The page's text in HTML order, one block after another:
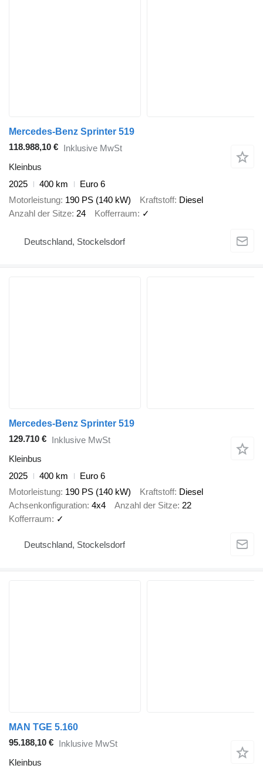
Mercedes-Benz Sprinter 519
118.988,10 € Inklusive MwSt
Kleinbus
2025
400 km
Euro 6
Motorleistung 190 PS (140 kW) Kraftstoff Diesel
Anzahl der Sitze 24 Kofferraum ✓
Deutschland, Stockelsdorf
Mercedes-Benz Sprinter 519
129.710 € Inklusive MwSt
Kleinbus
2025
400 km
Euro 6
Motorleistung 190 PS (140 kW) Kraftstoff Diesel
Achsenkonfiguration 4x4 Anzahl der Sitze 22
Kofferraum
✓
Deutschland, Stockelsdorf
MAN TGE 5.160
95.188,10 € Inklusive MwSt
Kleinbus